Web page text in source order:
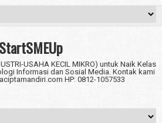
StartSMEUp
USAHA KECIL MIKRO) untuk Naik Kelas
Informasi dan Sosial Media. Kontak kami
HP: 0812-1057533